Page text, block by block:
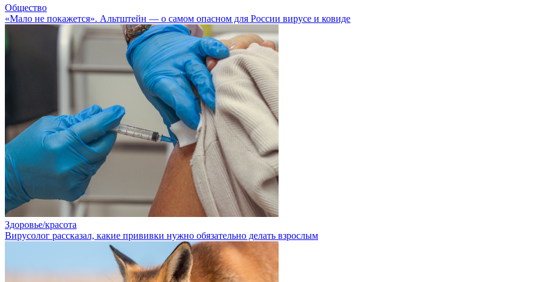
Общество
«Мало не покажется». Альтштейн — о самом опасном для России вирусе и ковиде
Здоровье/красота
Вирусолог рассказал, какие прививки нужно обязательно делать взрослым